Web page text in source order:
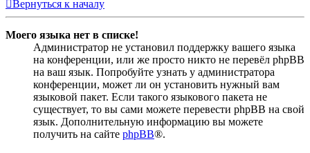
Вернуться к началу
Моего языка нет в списке!
Администратор не установил поддержку вашего языка
на конференции, или же просто никто не перевёл phpBB
на ваш язык. Попробуйте узнать у администратора
конференции, может ли он установить нужный вам
языковой пакет. Если такого языкового пакета не
существует, то вы сами можете перевести phpBB на свой
язык. Дополнительную информацию вы можете
получить на сайте phpBB®.